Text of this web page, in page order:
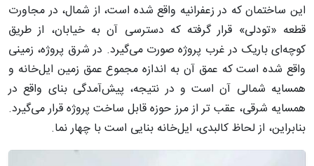
این ساختمان که در زعفرانیه واقع شده است، از شمال، در مجاورت
قطعه «تودلی» قرار گرفته که دسترسی آن به خیابان، از طریق
کوچه‌ای باریک در غرب پروژه صورت می‌گیرد. در شرق پروژه، زمینی
واقع شده است که عمق آن به اندازه مجموع عمق زمین ایل‌خانه و
همسایه شمالی آن است و در نتیجه، پیش‌آمدگی بنای واقع در
همسایه شرقی، عقب‌ تر از مرز حوزه قابل ساخت پروژه قرار می‌گیرد.
بنابراین، از لحاظ کالبدی، ایل‌خانه بنایی است با چهار نما.